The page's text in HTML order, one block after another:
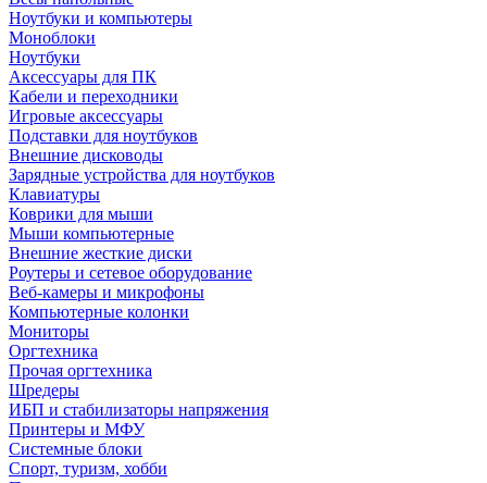
Ноутбуки и компьютеры
Моноблоки
Ноутбуки
Аксессуары для ПК
Кабели и переходники
Игровые аксессуары
Подставки для ноутбуков
Внешние дисководы
Зарядные устройства для ноутбуков
Клавиатуры
Коврики для мыши
Мыши компьютерные
Внешние жесткие диски
Роутеры и сетевое оборудование
Веб-камеры и микрофоны
Компьютерные колонки
Мониторы
Оргтехника
Прочая оргтехника
Шредеры
ИБП и стабилизаторы напряжения
Принтеры и МФУ
Системные блоки
Спорт, туризм, хобби